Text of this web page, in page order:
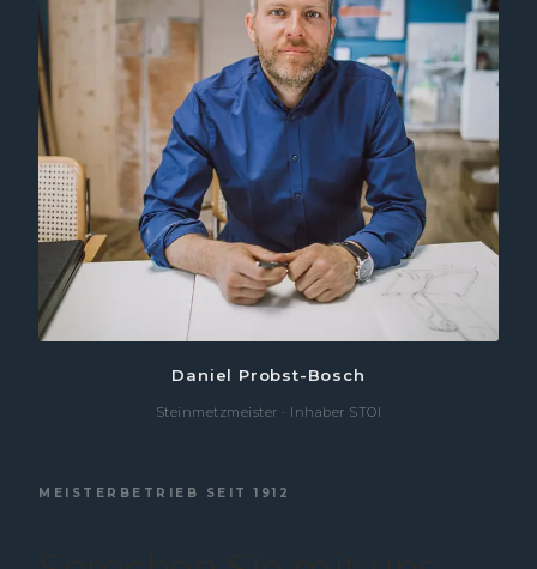
MEISTERBETRIEB SEIT 1912
Daniel Probst-Bosch
Steinmetzmeister · Inhaber STOI